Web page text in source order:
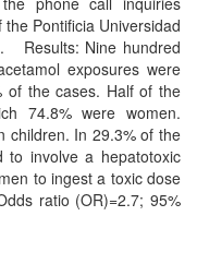
Pontificia Universidad
Results: Nine hundred
exposures were
of the cases. Half of the
74.8% were women.
children. In 29.3% of the
to involve a hepatotoxic
to ingest a toxic dose
ratio (OR)=2.7; 95%